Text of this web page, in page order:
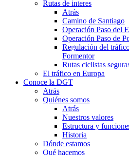
Rutas de interes
Atrás
Camino de Santiago
Operación Paso del
Operación Paso de
Regulación del
Formentor
Rutas ciclistas
El tráfico en Europa
Conoce la DGT
Atrás
Quiénes somos
Atrás
Nuestros valores
Estructura y
Historia
Dónde estamos
Qué hacemos